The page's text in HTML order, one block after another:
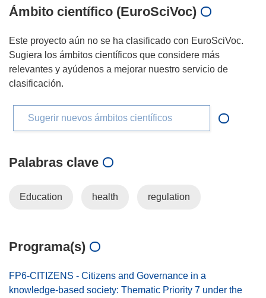
Ámbito científico (EuroSciVoc)
Este proyecto aún no se ha clasificado con EuroSciVoc.
Sugiera los ámbitos científicos que considere más
relevantes y ayúdenos a mejorar nuestro servicio de
clasificación.
Sugerir nuevos ámbitos científicos
Palabras clave
Education health regulation
Programa(s)
FP6-CITIZENS - Citizens and Governance in a
knowledge-based society: Thematic Priority 7 under the